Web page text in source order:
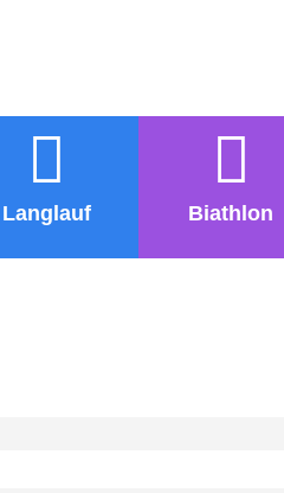
Langlauf Biathlon